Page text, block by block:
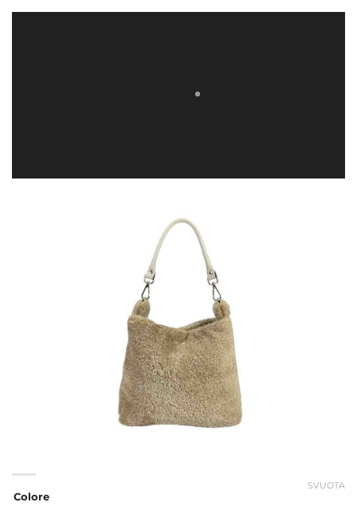
Colore
SVUOTA